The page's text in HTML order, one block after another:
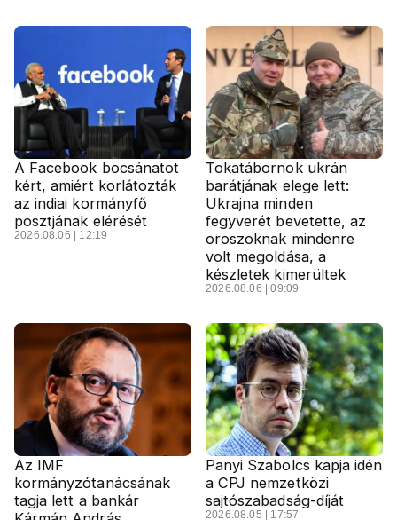
A Facebook bocsánatot
kért, amiért korlátozták
az indiai kormányfő
posztjának elérését
2026.08.06 | 12:19
Tokatábornok ukrán
barátjának elege lett:
Ukrajna minden
fegyverét bevetette, az
oroszoknak mindenre
volt megoldása, a
készletek kimerültek
2026.08.06 | 09:09
Az IMF
kormányzótanácsának
tagja lett a bankár
Panyi Szabolcs kapja idén
a CPJ nemzetközi
sajtószabadság-díját
2026.08.05 | 17:57